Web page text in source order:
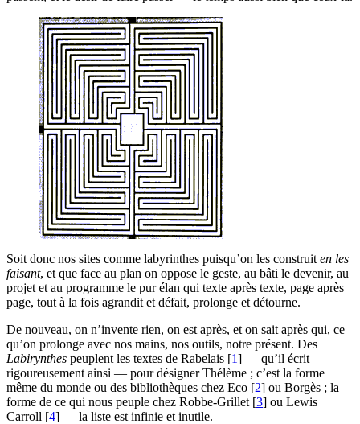
Soit donc nos sites comme labyrinthes puisqu’on les construit en les
faisant, et que face au plan on oppose le geste, au bâti le devenir, au
projet et au programme le pur élan qui texte après texte, page après
page, tout à la fois agrandit et défait, prolonge et détourne.
De nouveau, on n’invente rien, on est après, et on sait après qui, ce
qu’on prolonge avec nos mains, nos outils, notre présent. Des
Labirynthes peuplent les textes de Rabelais [1] — qu’il écrit
rigoureusement ainsi — pour désigner Thélème ; c’est la forme
même du monde ou des bibliothèques chez Eco [2] ou Borgès ; la
forme de ce qui nous peuple chez Robbe-Grillet [3] ou Lewis
Carroll [4] — la liste est infinie et inutile.